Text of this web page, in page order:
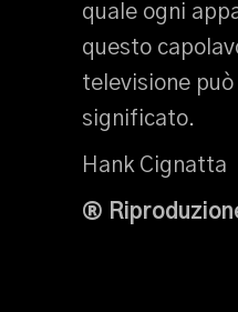
quale ogni
questo
televisione
significato.
Hank Cignatta
®